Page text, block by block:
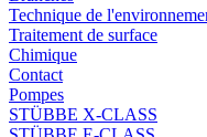
Technique de
Traitement de surface
Chimique
Contact
Pompes
STÜBBE X-CLASS